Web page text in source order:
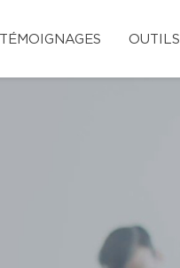
TÉMOIGNAGES OUTILS